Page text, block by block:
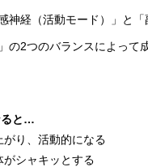
神経（活動モード）」と
の2つのバランスによって
ると…
がり、活動的になる
シャキッとする